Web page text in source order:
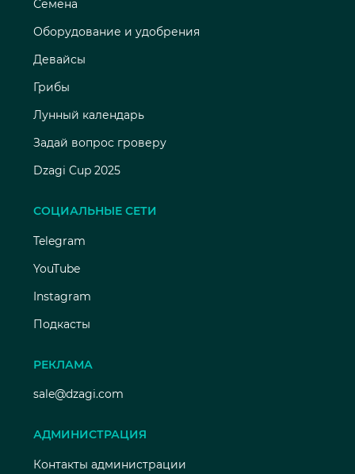
Семена
Оборудование и удобрения
Девайсы
Грибы
Лунный календарь
Задай вопрос гроверу
Dzagi Cup 2025
СОЦИАЛЬНЫЕ СЕТИ
Telegram
YouTube
Instagram
Подкасты
РЕКЛАМА
sale@dzagi.com
АДМИНИСТРАЦИЯ
Контакты администрации